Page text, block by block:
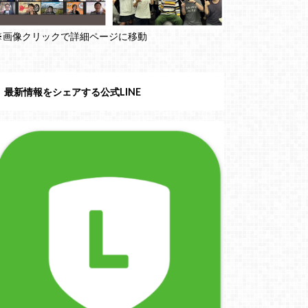
像クリックで詳細ページに移動
最新情報をシェアする公式LINE